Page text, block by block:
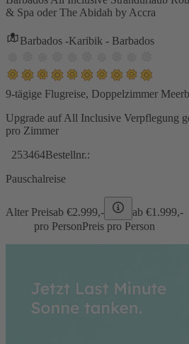
& Spa oder The Abidah by Accra
Barbados -Karibik - Barbados
9-tägige Flugreise, Doppelzimmer
Upgrade auf All Inclusive Verpflegung
pro Zimmer
253464Bestellnr.:
Pauschalreise
Alter Preisab €2.999,- ab €1.999,-
pro PersonPreis pro Person